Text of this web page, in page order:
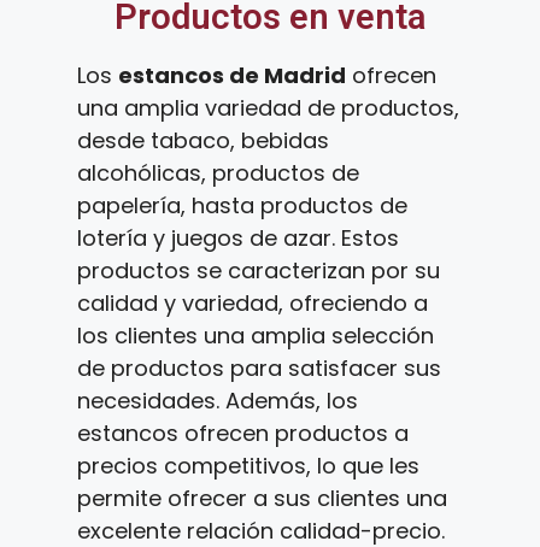
Productos en venta
Los estancos de Madrid ofrecen
una amplia variedad de productos,
desde tabaco, bebidas
alcohólicas, productos de
papelería, hasta productos de
lotería y juegos de azar. Estos
productos se caracterizan por su
calidad y variedad, ofreciendo a
los clientes una amplia selección
de productos para satisfacer sus
necesidades. Además, los
estancos ofrecen productos a
precios competitivos, lo que les
permite ofrecer a sus clientes una
excelente relación calidad-precio.